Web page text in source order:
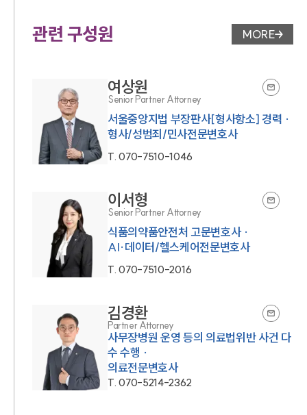
관련 구성원 변호사 페
MORE
여상원
Senior Partner Attorney
서울중앙지법 부장판사[형사항소] 경력 ·
형사/성범죄/민사전문변호사
T.070-7510-1046
이서형
Senior Partner Attorney
식품의약품안전처 고문변호사 ·
AI·데이터/헬스케어전문변호사
T.070-7510-2016
김경환
Partner Attorney
사무장병원 운영 등의 의료법위반 사건 다
수 수행 ·
의료전문변호사
T.070-5214-2362